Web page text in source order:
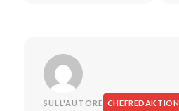
SULL'AUTORE CHEFREDAKTION